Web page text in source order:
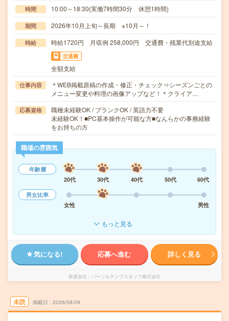
時間 10:00～18:30(実働7時間30分 休憩1時間)
期間 2026年10月上旬～長期 ※10月～！
時給 時給1720円 月収例 258,000円 交通費・残業代別途支給
交通費
全額支給
仕事内容
＊WEB掲載原稿の作成・修正・チェック⇒シーズンごとの
メニュー変更や料理の画像アップなど！＊クライア…
応募資格
職種未経験OK / ブランクOK / 英語力不要
未経験OK！■PC基本操作が可能な方■なんらかの事務経験
をお持ちの方
職場の雰囲気
年齢層
20代
30代 40代 50代
60代
男女比率
女性
男性
もっと見る
気になる! 応募へ進む 詳しく見る
派遣会社 パーソルテンプスタッフ株式会社
未読 掲載日 2026/08/09